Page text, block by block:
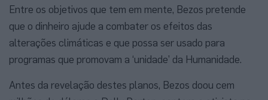
Entre os objetivos que tem em mente, Bezos pretende
que o dinheiro ajude a combater os efeitos das
alterações climáticas e que possa ser usado para
programas que promovam a ‘unidade’ da Humanidade.
Antes da revelação destes planos, Bezos doou cem